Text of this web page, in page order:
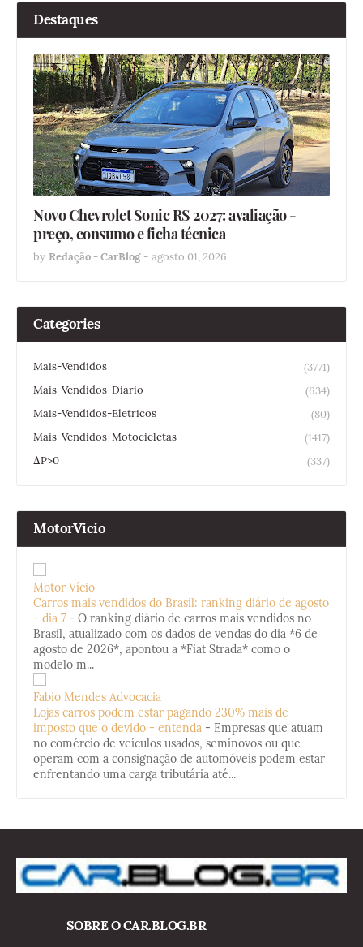
Destaques
Novo Chevrolet Sonic RS 2027: avaliação -
preço, consumo e ficha técnica
by Redação - CarBlog - agosto 01, 2026
Categories
Mais-Vendidos
(3771)
Mais-Vendidos-Diario
(634)
Mais-Vendidos-Eletricos
(80)
Mais-Vendidos-Motocicletas
(1417)
ΔP>0
(337)
MotorVicio
Motor Vício
Carros mais vendidos do Brasil: ranking diário de agosto
- dia 7 - O ranking diário de carros mais vendidos no
Brasil, atualizado com os dados de vendas do dia *6 de
agosto de 2026*, apontou a *Fiat Strada* como o
modelo m...
Fabio Mendes Advocacia
Lojas carros podem estar pagando 230% mais de
imposto que o devido - entenda - Empresas que atuam
no comércio de veículos usados, seminovos ou que
operam com a consignação de automóveis podem estar
enfrentando uma carga tributária até...
SOBRE O CAR.BLOG.BR